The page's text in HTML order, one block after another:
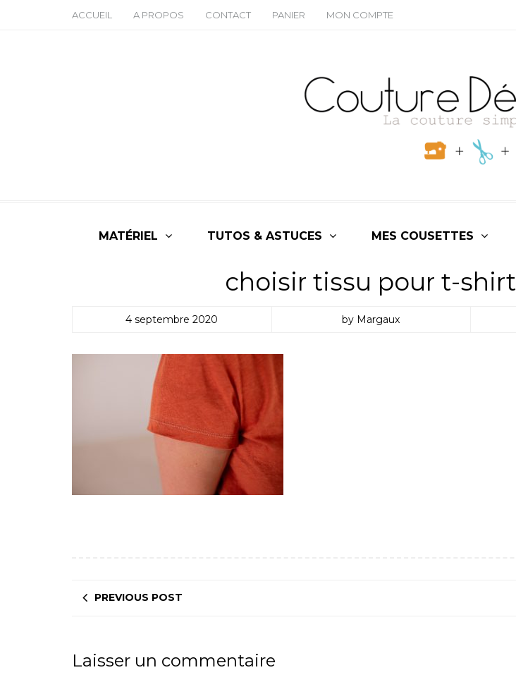
ACCUEIL A PROPOS CONTACT PANIER MON COMPTE
MATÉRIEL TUTOS & ASTUCES MES COUSETTES
choisir tissu pour t-shirt
4 septembre 2020 by Margaux
PREVIOUS POST
Laisser un commentaire